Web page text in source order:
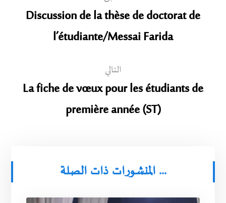
Discussion de la thèse de doctorat de
l’étudiante/Messai Farida
التالي
La fiche de vœux pour les étudiants de
première année (ST)
المنشورات ذات الصلة ...